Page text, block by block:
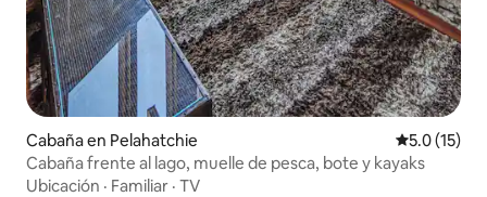
Cabaña en Pelahatchie Calificación
5.0 (15)
Cabaña frente al lago, muelle de pesca, bote y kayaks
Ubicación · Familiar · TV